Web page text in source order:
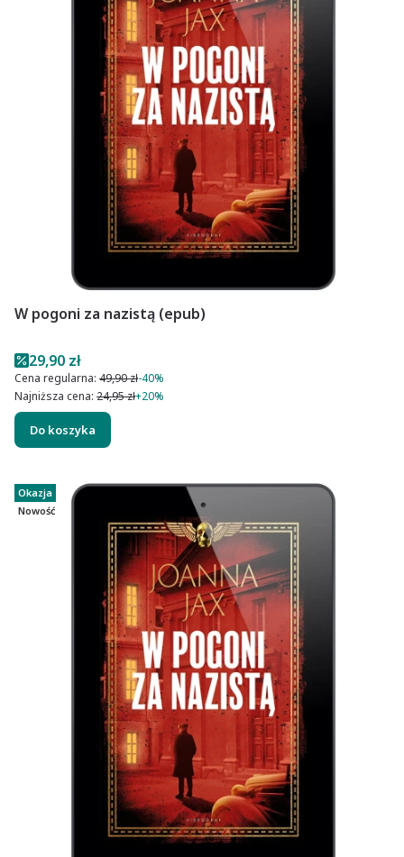
W pogoni za nazistą (epub)
Cena promocyjna
29,90 zł
Cena regularna: 49,90 zł-40%
Najniższa cena: 24,95 zł+20%
Do koszyka
Okazja
Nowość